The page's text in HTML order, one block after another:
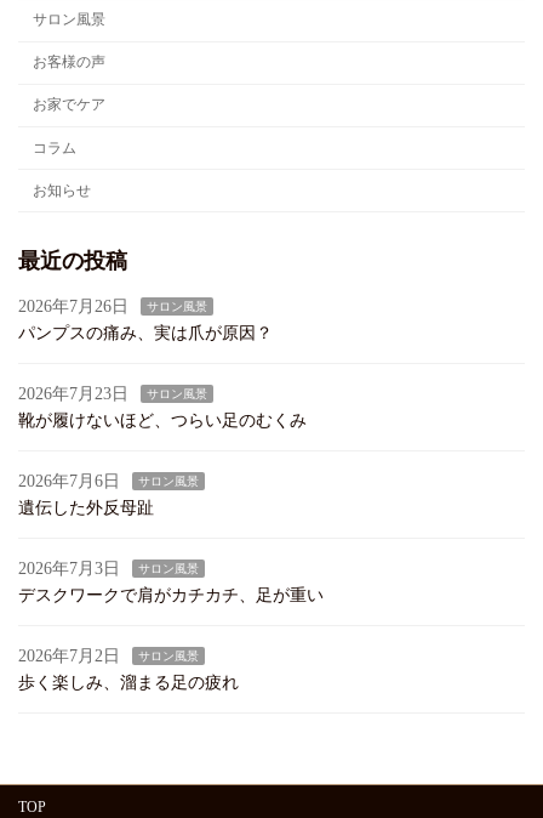
サロン風景
お客様の声
お家でケア
コラム
お知らせ
最近の投稿
2026年7月26日 サロン風景
パンプスの痛み、実は爪が原因？
2026年7月23日 サロン風景
靴が履けないほど、つらい足のむくみ
2026年7月6日 サロン風景
遺伝した外反母趾
2026年7月3日 サロン風景
デスクワークで肩がカチカチ、足が重い
2026年7月2日 サロン風景
歩く楽しみ、溜まる足の疲れ
TOP